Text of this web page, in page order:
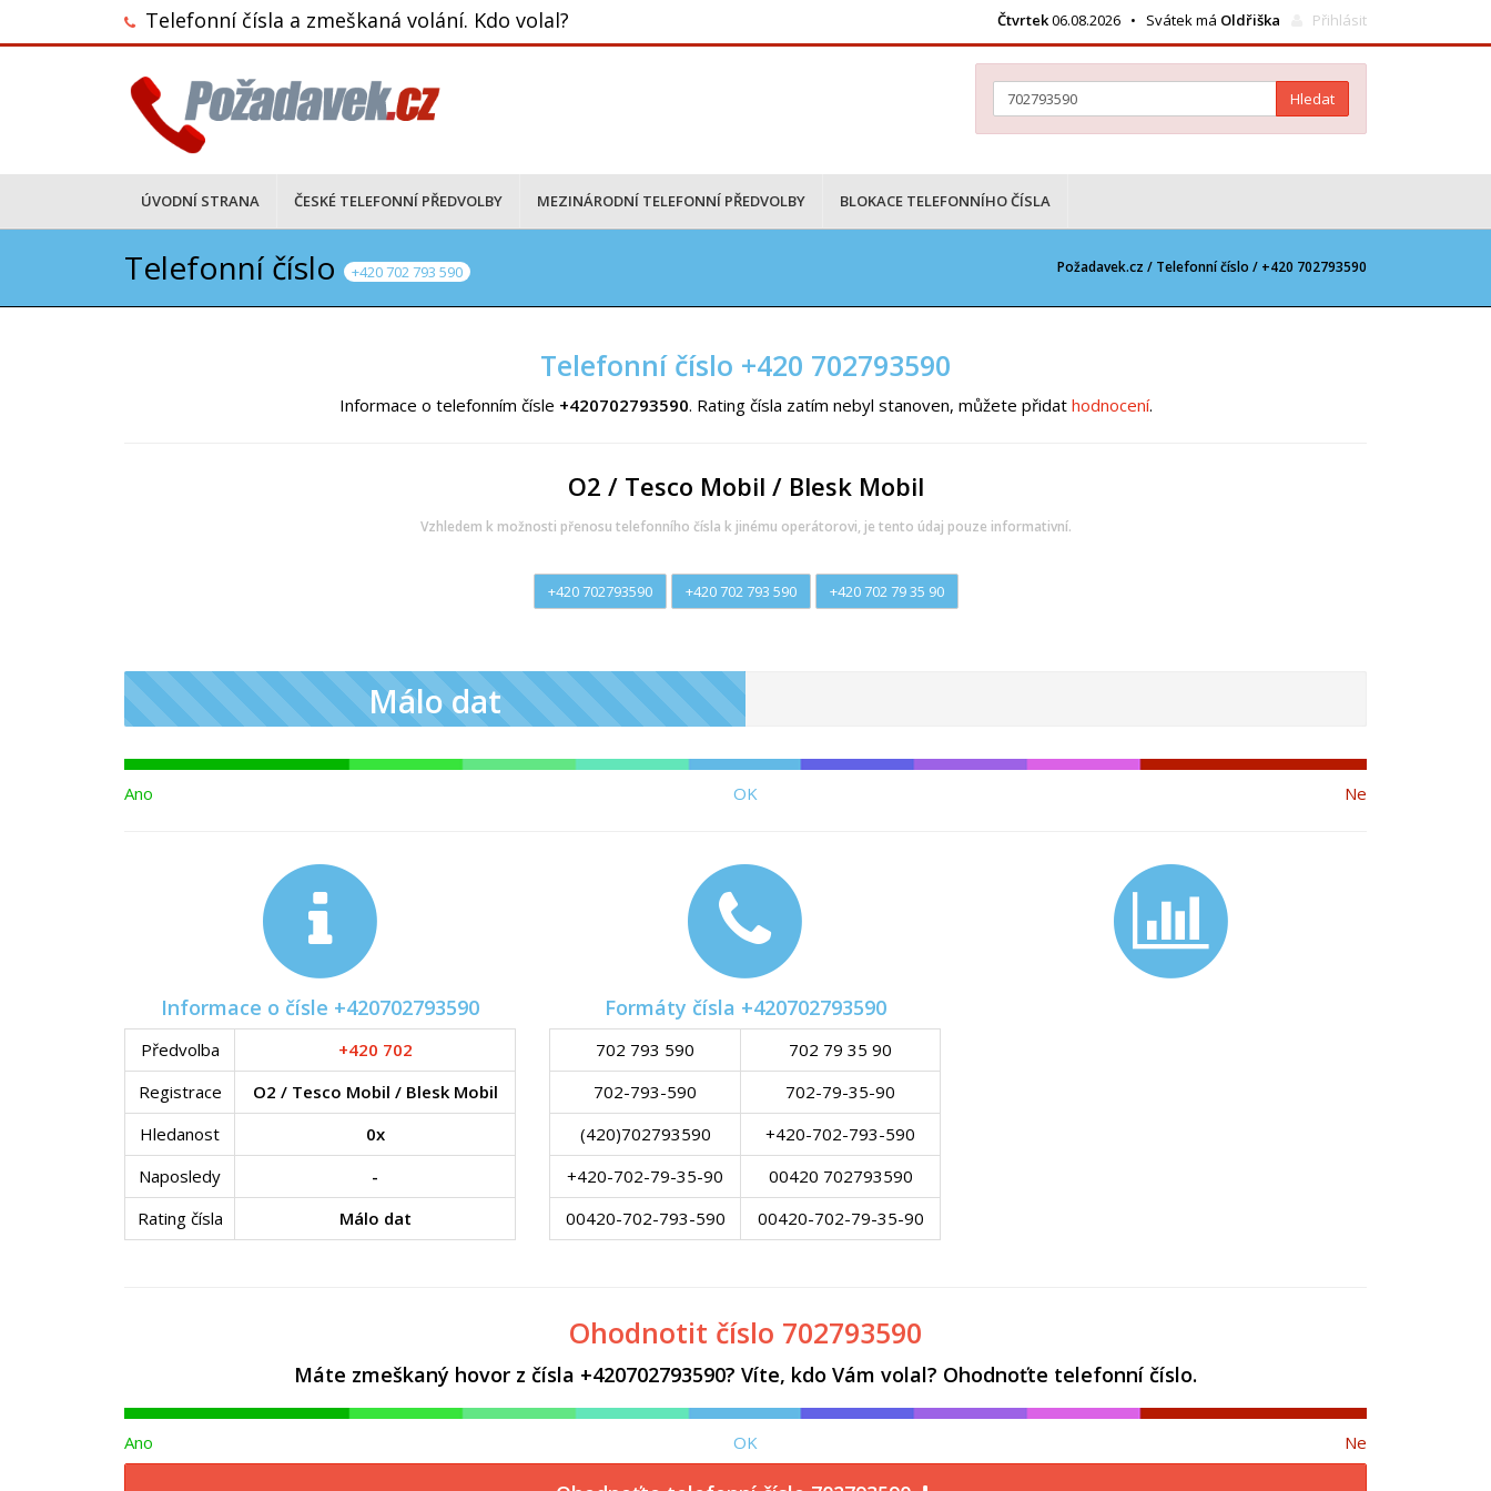
Telefonní čísla a zmeškaná volání. Kdo volal? Přihlásit
Čtvrtek06.08.2026 • Svátek má Oldřiška
Hledat
ÚVODNÍ STRANA ČESKÉ TELEFONNÍ PŘEDVOLBY MEZINÁRODNÍ TELEFONNÍ PŘEDVOLBY BLOKACE TELEFONNÍHO ČÍSLA
Telefonní číslo +420 702 793 590 Požadavek.cz / Telefonní číslo / +420 702793590
Telefonní číslo +420 702793590
Informace o telefonním čísle +420702793590. Rating čísla zatím nebyl stanoven, můžete přidat hodnocení.
O2 / Tesco Mobil / Blesk Mobil
Vzhledem k možnosti přenosu telefonního čísla k jinému operátorovi, je tento údaj pouze informativní.
+420 702793590 +420 702 793 590 +420 702 79 35 90
Málo dat
Ano OK Ne
Informace o čísle +420702793590
Předvolba
+420 702
Registrace
O2 / Tesco Mobil / Blesk Mobil
Hledanost
0x
Naposledy
-
Rating čísla
Málo dat
Formáty čísla +420702793590
702 793 590
702 79 35 90
702-793-590
702-79-35-90
(420)702793590
+420-702-793-590
+420-702-79-35-90
00420 702793590
00420-702-793-590
00420-702-79-35-90
Ohodnotit číslo 702793590
Máte zmeškaný hovor z čísla +420702793590? Víte, kdo Vám volal? Ohodnoťte telefonní číslo.
Ano OK Ne